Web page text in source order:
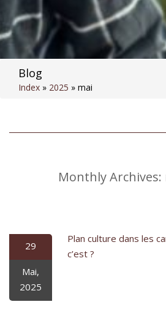
Blog
Index » 2025 » mai
Monthly Archives:
29
Mai,
2025
Plan culture dans les
c’est ?